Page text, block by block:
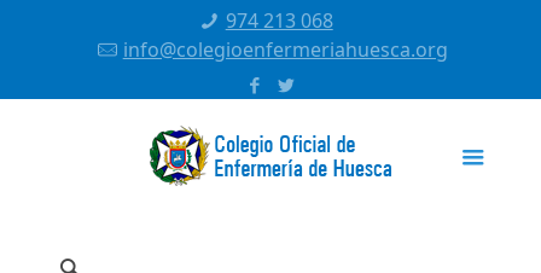
974 213 068
info@colegioenfermeriahuesca.org